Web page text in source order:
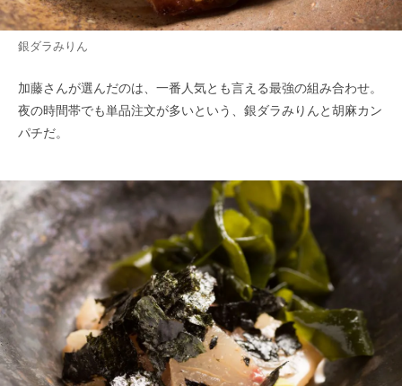
銀ダラみりん
加藤さんが選んだのは、一番人気とも言える最強の組み合わせ。
夜の時間帯でも単品注文が多いという、銀ダラみりんと胡麻カン
パチだ。